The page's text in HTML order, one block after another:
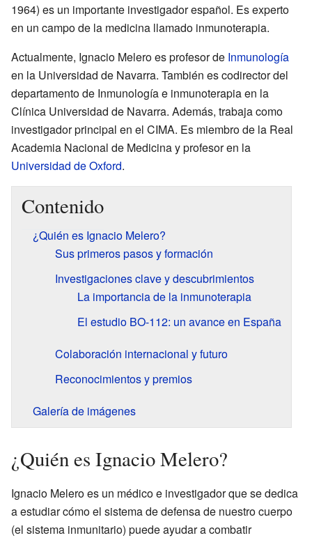
1964) es un importante investigador español. Es experto
en un campo de la medicina llamado inmunoterapia.
Actualmente, Ignacio Melero es profesor de Inmunología
en la Universidad de Navarra. También es codirector del
departamento de Inmunología e inmunoterapia en la
Clínica Universidad de Navarra. Además, trabaja como
investigador principal en el CIMA. Es miembro de la Real
Academia Nacional de Medicina y profesor en la
Universidad de Oxford.
Contenido
¿Quién es Ignacio Melero?
Sus primeros pasos y formación
Investigaciones clave y descubrimientos
La importancia de la inmunoterapia
El estudio BO-112: un avance en España
Colaboración internacional y futuro
Reconocimientos y premios
Galería de imágenes
¿Quién es Ignacio Melero?
Ignacio Melero es un médico e investigador que se dedica
a estudiar cómo el sistema de defensa de nuestro cuerpo
(el sistema inmunitario) puede ayudar a combatir